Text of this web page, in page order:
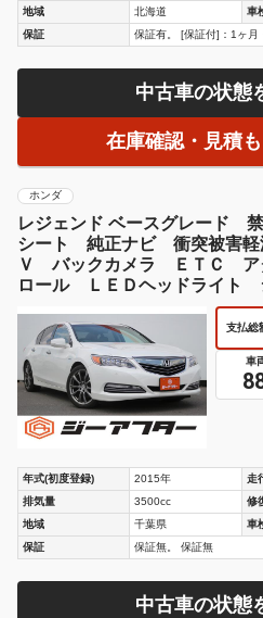
地域
北海道 車
保証
保証有。 [保証付]：1ヶ月
中古車の状態
在庫確認・見積
ホンダ
レジェンド ベースグレード
シート 純正ナビ 衝突被害軽
Ｖ バックカメラ ＥＴＣ ア
ロール ＬＥＤヘッドライト
支払総
車
年式(初度登録) 2015年 走
排気量
3500cc 修
地域
千葉県 車
保証
保証無。 保証無
中古車の状態